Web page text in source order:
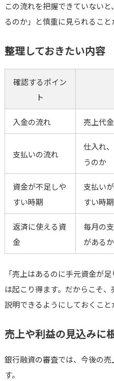
この流れを把握できていない
るのか」と慎重に見られること
整理しておきたい内容
確認するポイン
ト
入金の流れ 売上代
支払いの流れ
仕入れ
うのか
資金が不足しや
すい時期
支払い
すい時
返済に使える資
金
毎月の
があるか
「売上はあるのに手元資金が
は起こり得ます。だからこそ
説明できるようにしておくこと
売上や利益の見込みに
銀行融資の審査では、今後の
す。